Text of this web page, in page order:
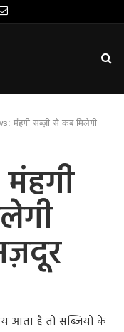
मंहगी सब्ज़ी से कब मिलेगी
आता है तो सब्जियों के